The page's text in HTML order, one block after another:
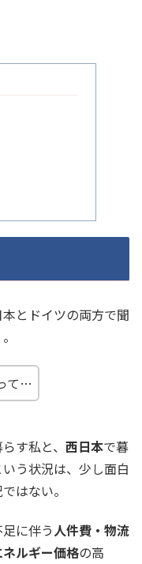
とドイツの両方で聞
て…
す私と、 西日本で暮
う状況は、少し面白
はない。
に伴う人件費・物流
ネルギー価格の高